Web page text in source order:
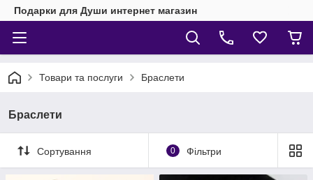
Подарки для Души интернет магазин
Товари та послуги Браслети
Браслети
Сортування 0 Фільтри